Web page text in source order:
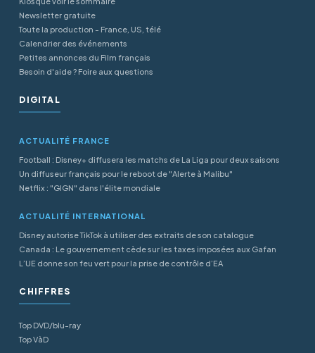
Newsletter gratuite
Toute la production - France, US, télé
Calendrier des événements
Petites annonces du Film français
Besoin d'aide ? Foire aux questions
DIGITAL
ACTUALITÉ FRANCE
Football : Disney+ diffusera les matchs de La Liga pour deux saisons
Un diffuseur français pour le reboot de "Alerte à Malibu"
Netflix : "GIGN" dans l'élite mondiale
ACTUALITÉ INTERNATIONAL
Disney autorise TikTok à utiliser des extraits de son catalogue
Canada : Le gouvernement cède sur les taxes imposées aux Gafan
L’UE donne son feu vert pour la prise de contrôle d’EA
CHIFFRES
Top DVD/blu-ray
Top VàD